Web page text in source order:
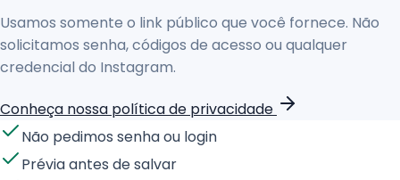
Usamos somente o link público que você fornece. Não
solicitamos senha, códigos de acesso ou qualquer
credencial do Instagram.
Conheça nossa política de privacidade
Não pedimos senha ou login
Prévia antes de salvar